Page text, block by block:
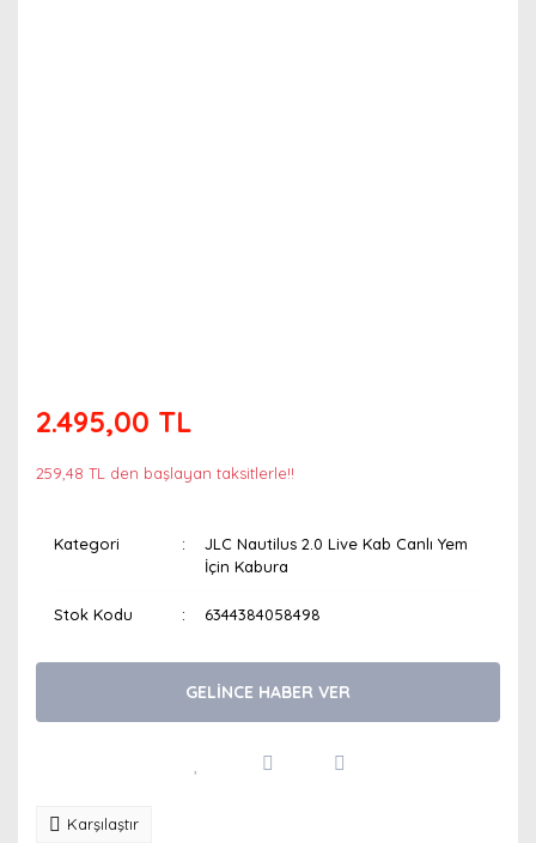
2.495,00 TL
259,48 TL den başlayan taksitlerle!!
Kategori
JLC Nautilus 2.0 Live Kab Canlı Yem
İçin Kabura
Stok Kodu 6344384058498
GELİNCE HABER VER
Karşılaştır